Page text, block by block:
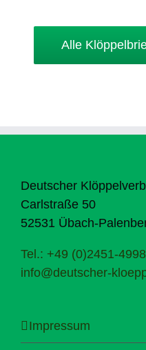
Alle
Deutscher
Carlstraße 50
52531 Übach-
Tel.: +49 (0)2451-
info@deutscher-
Impressum